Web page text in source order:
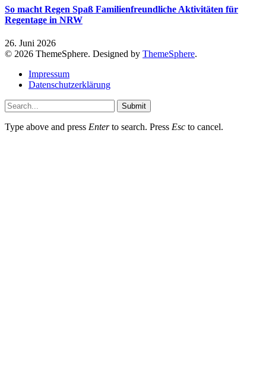
So macht Regen Spaß Familienfreundliche Aktivitäten für
Regentage in NRW
26. Juni 2026
© 2026 ThemeSphere. Designed by ThemeSphere.
Impressum
Datenschutzerklärung
Submit
Type above and press Enterto search. Press Esc to cancel.